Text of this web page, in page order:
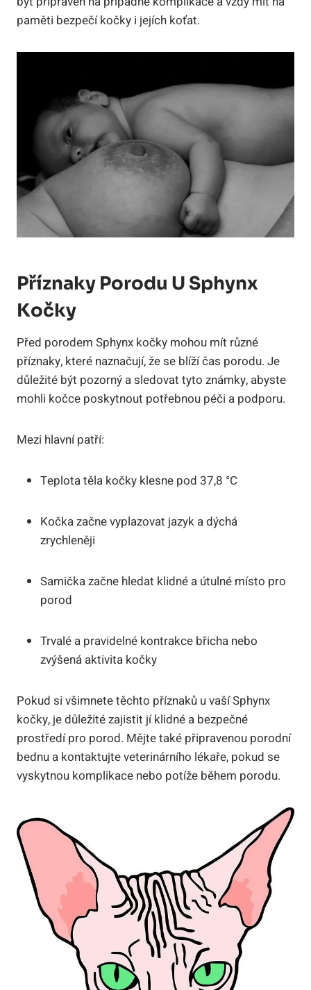
paměti bezpečí kočky i jejích koťat.
Příznaky Porodu U Sphynx
Kočky
Před porodem Sphynx kočky mohou mít různé
příznaky, které naznačují, že se blíží čas porodu. Je
důležité být pozorný a sledovat tyto známky, abyste
mohli kočce poskytnout potřebnou péči a podporu.
Mezi hlavní patří:
Teplota těla kočky klesne pod 37,8 °C
Kočka začne vyplazovat jazyk a dýchá
zrychleněji
Samička začne hledat klidné a útulné místo pro
porod
Trvalé a pravidelné kontrakce břicha nebo
zvýšená aktivita kočky
Pokud si všimnete těchto příznaků u vaší Sphynx
kočky, je důležité zajistit jí klidné a bezpečné
prostředí pro porod. Mějte také připravenou porodní
bednu a kontaktujte veterinárního lékaře, pokud se
vyskytnou komplikace nebo potíže během porodu.